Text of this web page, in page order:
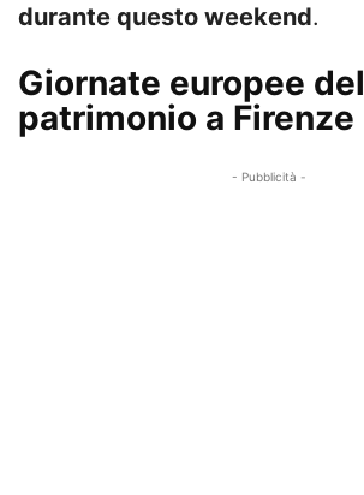
durante questo weekend.
Giornate europee del
patrimonio a Firenze
- Pubblicità -